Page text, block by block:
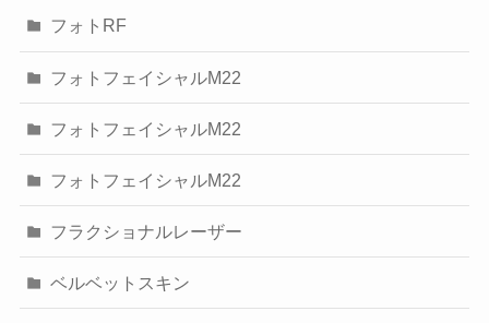
フォトRF
フォトフェイシャルM22
フォトフェイシャルM22
フォトフェイシャルM22
フラクショナルレーザー
ベルベットスキン